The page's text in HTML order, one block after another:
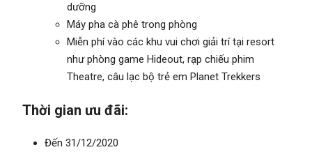
dưỡng
Máy pha cà phê trong phòng
Miễn phí vào các khu vui chơi giải trí tại resort
như phòng game Hideout, rạp chiếu phim
Theatre, câu lạc bộ trẻ em Planet Trekkers
Thời gian ưu đãi:
Đến 31/12/2020